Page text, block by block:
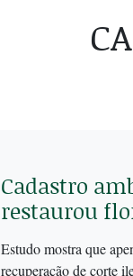
Cadastro
restaurou
Estudo mostra que
recuperação de corte